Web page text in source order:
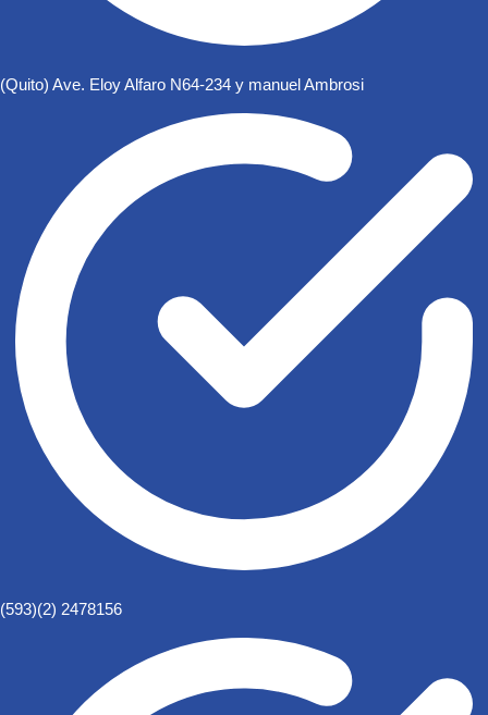
(Quito) Ave. Eloy Alfaro N64-234 y manuel Ambrosi
(593)(2) 2478156